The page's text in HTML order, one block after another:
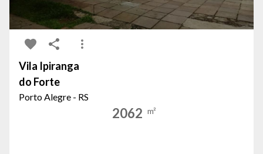
Vila Ipiranga
do Forte
Porto Alegre - RS
2062 m²